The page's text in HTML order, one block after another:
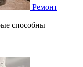
Ремонт
способны